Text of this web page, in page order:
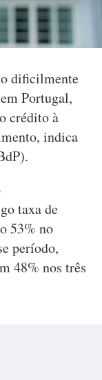
dificilmente
Portugal,
crédito à
indica
taxa de
53% no
período,
48% nos três